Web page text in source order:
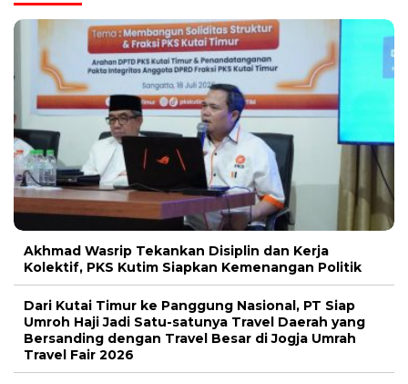
Akhmad Wasrip Tekankan Disiplin dan Kerja
Kolektif, PKS Kutim Siapkan Kemenangan Politik
Dari Kutai Timur ke Panggung Nasional, PT Siap
Umroh Haji Jadi Satu-satunya Travel Daerah yang
Bersanding dengan Travel Besar di Jogja Umrah
Travel Fair 2026